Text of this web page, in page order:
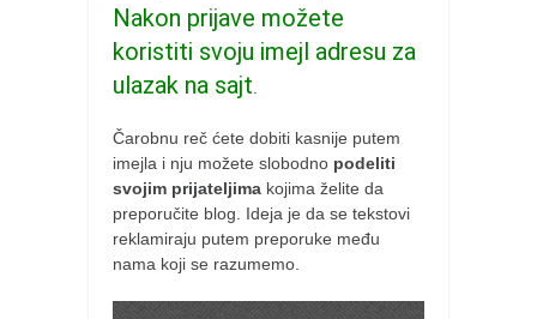
Nakon prijave možete
koristiti svoju imejl adresu za
ulazak na sajt
Čarobnu reč ćete dobiti kasnije putem
imejla i nju možete slobodno podeliti
svojim prijateljima kojima želite da
preporučite blog. Ideja je da se tekstovi
reklamiraju putem preporuke među
nama koji se razumemo.